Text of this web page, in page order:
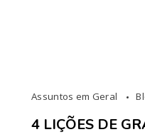
Assuntos em Geral
4 LIÇÕES DE